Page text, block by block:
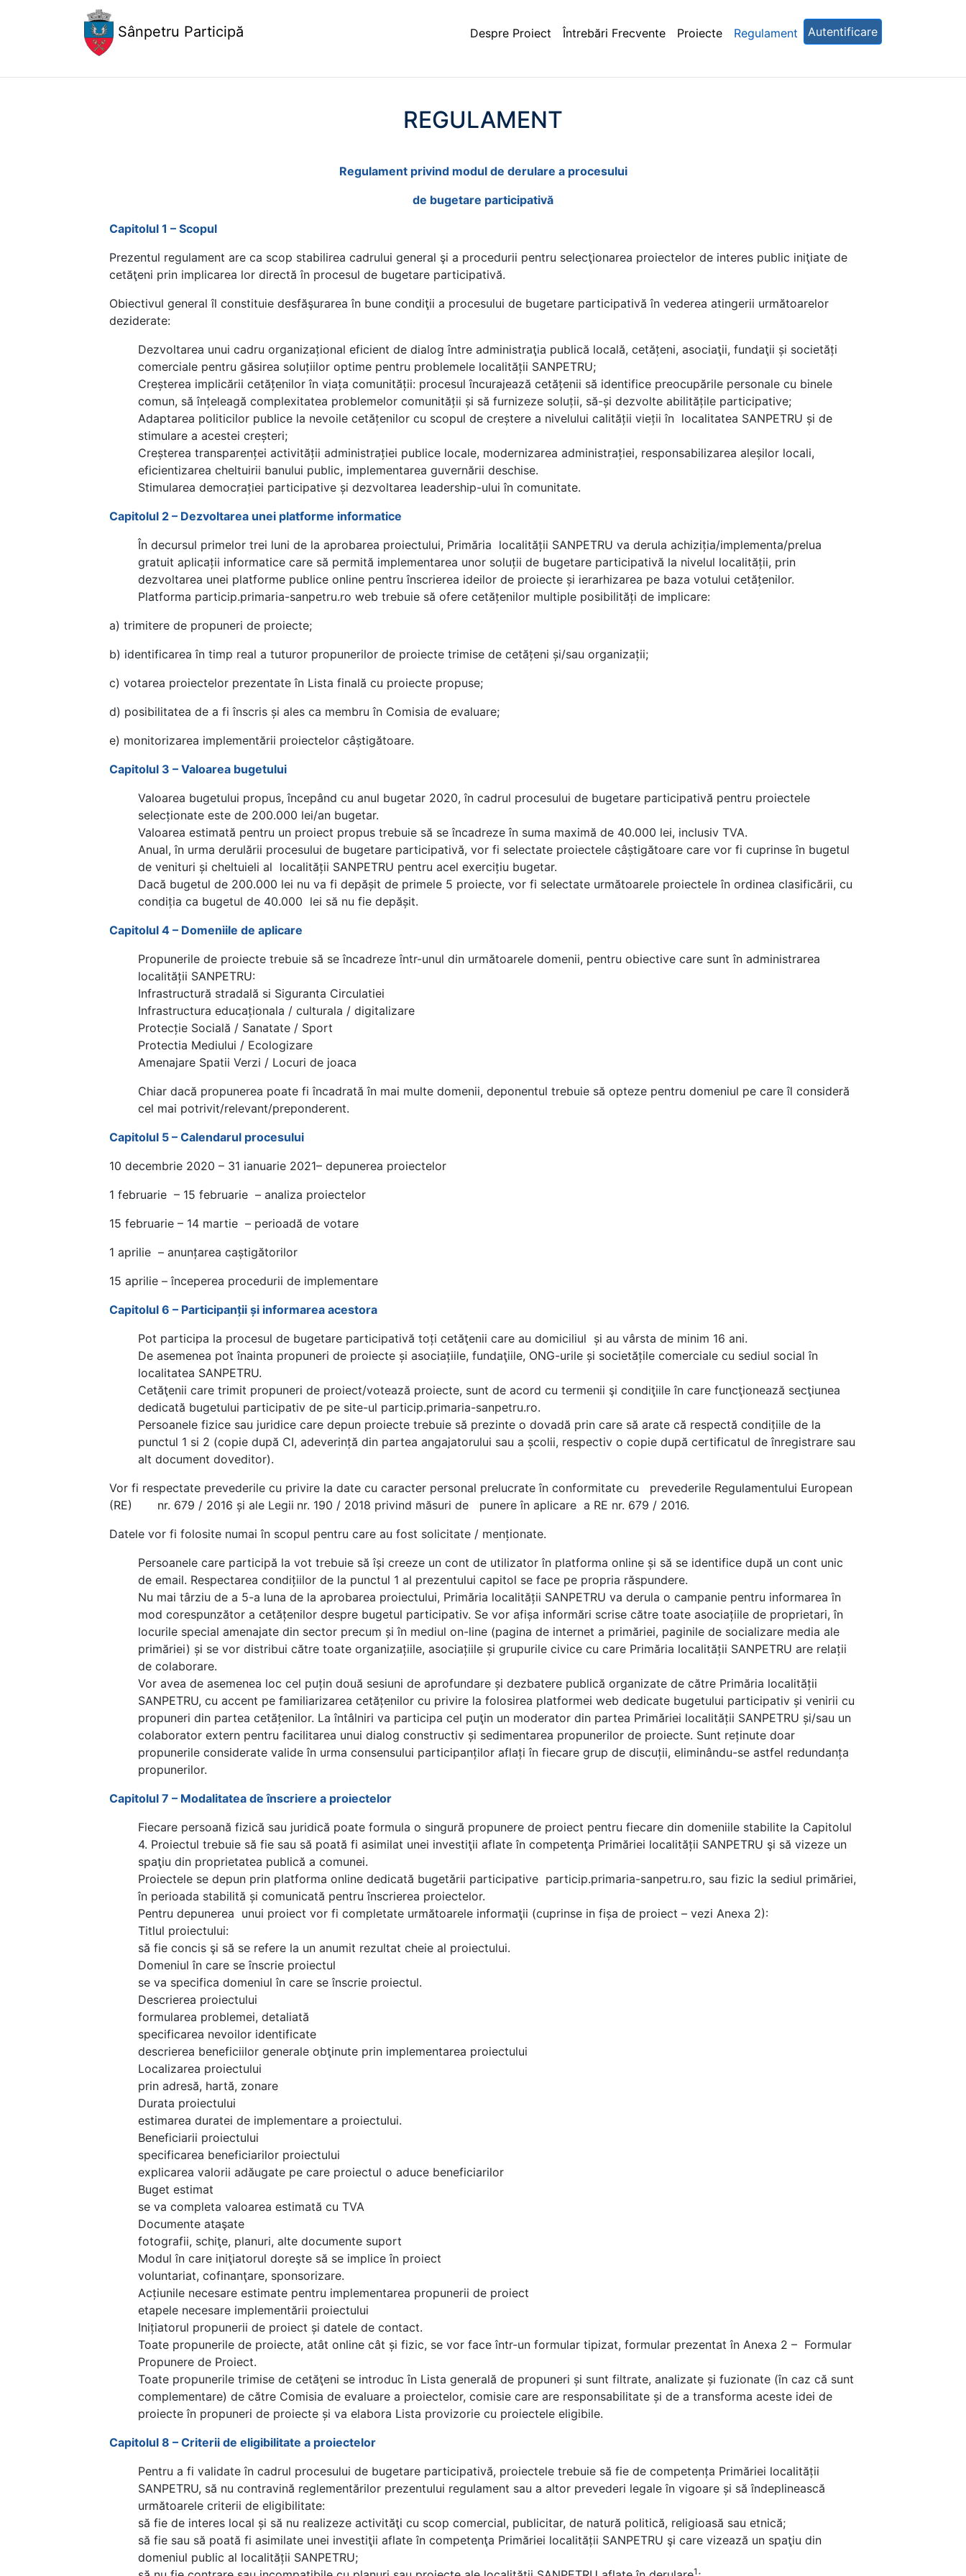
Sânpetru Participă Despre Proiect Întrebări Frecvente Proiecte Regulament Autentificare
REGULAMENT
Regulament privind modul de derulare a procesului
de bugetare participativă
Capitolul 1 – Scopul
Prezentul regulament are ca scop stabilirea cadrului general şi a procedurii pentru selecţionarea proiectelor de interes public iniţiate de
cetăţeni prin implicarea lor directă în procesul de bugetare participativă.
Obiectivul general îl constituie desfăşurarea în bune condiţii a procesului de bugetare participativă în vederea atingerii următoarelor
deziderate:
Dezvoltarea unui cadru organizațional eficient de dialog între administraţia publică locală, cetățeni, asociaţii, fundaţii și societăți
comerciale pentru găsirea soluțiilor optime pentru problemele localității SANPETRU;
Creșterea implicării cetățenilor în viața comunității: procesul încurajează cetățenii să identifice preocupările personale cu binele
comun, să înțeleagă complexitatea problemelor comunității și să furnizeze soluții, să-și dezvolte abilitățile participative;
Adaptarea politicilor publice la nevoile cetățenilor cu scopul de creștere a nivelului calității vieții în localitatea SANPETRU și de
stimulare a acestei creșteri;
Creșterea transparenței activității administrației publice locale, modernizarea administrației, responsabilizarea aleșilor locali,
eficientizarea cheltuirii banului public, implementarea guvernării deschise.
Stimularea democrației participative și dezvoltarea leadership-ului în comunitate.
Capitolul 2 – Dezvoltarea unei platforme informatice
În decursul primelor trei luni de la aprobarea proiectului, Primăria localității SANPETRU va derula achiziția/implementa/prelua
gratuit aplicații informatice care să permită implementarea unor soluții de bugetare participativă la nivelul localității, prin
dezvoltarea unei platforme publice online pentru înscrierea ideilor de proiecte și ierarhizarea pe baza votului cetățenilor.
Platforma particip.primaria-sanpetru.ro web trebuie să ofere cetățenilor multiple posibilități de implicare:
a) trimitere de propuneri de proiecte;
b) identificarea în timp real a tuturor propunerilor de proiecte trimise de cetățeni și/sau organizații;
c) votarea proiectelor prezentate în Lista finală cu proiecte propuse;
d) posibilitatea de a fi înscris și ales ca membru în Comisia de evaluare;
e) monitorizarea implementării proiectelor câștigătoare.
Capitolul 3 – Valoarea bugetului
Valoarea bugetului propus, începând cu anul bugetar 2020, în cadrul procesului de bugetare participativă pentru proiectele
selecționate este de 200.000 lei/an bugetar.
Valoarea estimată pentru un proiect propus trebuie să se încadreze în suma maximă de 40.000 lei, inclusiv TVA.
Anual, în urma derulării procesului de bugetare participativă, vor fi selectate proiectele câștigătoare care vor fi cuprinse în bugetul
de venituri și cheltuieli al localității SANPETRU pentru acel exercițiu bugetar.
Dacă bugetul de 200.000 lei nu va fi depășit de primele 5 proiecte, vor fi selectate următoarele proiectele în ordinea clasificării, cu
condiția ca bugetul de 40.000 lei să nu fie depășit.
Capitolul 4 – Domeniile de aplicare
Propunerile de proiecte trebuie să se încadreze într-unul din următoarele domenii, pentru obiective care sunt în administrarea
localității SANPETRU:
Infrastructură stradală si Siguranta Circulatiei
Infrastructura educaționala / culturala / digitalizare
Protecție Socială / Sanatate / Sport
Protectia Mediului / Ecologizare
Amenajare Spatii Verzi / Locuri de joaca
Chiar dacă propunerea poate fi încadrată în mai multe domenii, deponentul trebuie să opteze pentru domeniul pe care îl consideră
cel mai potrivit/relevant/preponderent.
Capitolul 5 – Calendarul procesului
10 decembrie 2020 – 31 ianuarie 2021– depunerea proiectelor
1 februarie – 15 februarie – analiza proiectelor
15 februarie – 14 martie – perioadă de votare
1 aprilie – anunțarea caștigătorilor
15 aprilie – începerea procedurii de implementare
Capitolul 6 – Participanții și informarea acestora
Pot participa la procesul de bugetare participativă toți cetăţenii care au domiciliul și au vârsta de minim 16 ani.
De asemenea pot înainta propuneri de proiecte și asociațiile, fundaţiile, ONG-urile și societățile comerciale cu sediul social în
localitatea SANPETRU.
Cetăţenii care trimit propuneri de proiect/votează proiecte, sunt de acord cu termenii şi condiţiile în care funcţionează secţiunea
dedicată bugetului participativ de pe site-ul particip.primaria-sanpetru.ro.
Persoanele fizice sau juridice care depun proiecte trebuie să prezinte o dovadă prin care să arate că respectă condițiile de la
punctul 1 si 2 (copie după CI, adeverință din partea angajatorului sau a școlii, respectiv o copie după certificatul de înregistrare sau
alt document doveditor).
Vor fi respectate prevederile cu privire la date cu caracter personal prelucrate în conformitate cu prevederile Regulamentului European
(RE) nr. 679 / 2016 și ale Legii nr. 190 / 2018 privind măsuri de punere în aplicare a RE nr. 679 / 2016.
Datele vor fi folosite numai în scopul pentru care au fost solicitate / menționate.
Persoanele care participă la vot trebuie să își creeze un cont de utilizator în platforma online și să se identifice după un cont unic
de email. Respectarea condițiilor de la punctul 1 al prezentului capitol se face pe propria răspundere.
Nu mai târziu de a 5-a luna de la aprobarea proiectului, Primăria localității SANPETRU va derula o campanie pentru informarea în
mod corespunzător a cetățenilor despre bugetul participativ. Se vor afișa informări scrise către toate asociațiile de proprietari, în
locurile special amenajate din sector precum și în mediul on-line (pagina de internet a primăriei, paginile de socializare media ale
primăriei) și se vor distribui către toate organizațiile, asociațiile și grupurile civice cu care Primăria localității SANPETRU are relații
de colaborare.
Vor avea de asemenea loc cel puțin două sesiuni de aprofundare și dezbatere publică organizate de către Primăria localității
SANPETRU, cu accent pe familiarizarea cetățenilor cu privire la folosirea platformei web dedicate bugetului participativ și venirii cu
propuneri din partea cetățenilor. La întâlniri va participa cel puţin un moderator din partea Primăriei localității SANPETRU și/sau un
colaborator extern pentru facilitarea unui dialog constructiv și sedimentarea propunerilor de proiecte. Sunt reținute doar
propunerile considerate valide în urma consensului participanților aflați în fiecare grup de discuții, eliminându-se astfel redundanța
propunerilor.
Capitolul 7 – Modalitatea de înscriere a proiectelor
Fiecare persoană fizică sau juridică poate formula o singură propunere de proiect pentru fiecare din domeniile stabilite la Capitolul
4. Proiectul trebuie să fie sau să poată fi asimilat unei investiţii aflate în competenţa Primăriei localității SANPETRU şi să vizeze un
spaţiu din proprietatea publică a comunei.
Proiectele se depun prin platforma online dedicată bugetării participative particip.primaria-sanpetru.ro, sau fizic la sediul primăriei,
în perioada stabilită și comunicată pentru înscrierea proiectelor.
Pentru depunerea unui proiect vor fi completate următoarele informaţii (cuprinse in fișa de proiect – vezi Anexa 2):
Titlul proiectului:
să fie concis şi să se refere la un anumit rezultat cheie al proiectului.
Domeniul în care se înscrie proiectul
se va specifica domeniul în care se înscrie proiectul.
Descrierea proiectului
formularea problemei, detaliată
specificarea nevoilor identificate
descrierea beneficiilor generale obţinute prin implementarea proiectului
Localizarea proiectului
prin adresă, hartă, zonare
Durata proiectului
estimarea duratei de implementare a proiectului.
Beneficiarii proiectului
specificarea beneficiarilor proiectului
explicarea valorii adăugate pe care proiectul o aduce beneficiarilor
Buget estimat
se va completa valoarea estimată cu TVA
Documente ataşate
fotografii, schiţe, planuri, alte documente suport
Modul în care iniţiatorul doreşte să se implice în proiect
voluntariat, cofinanţare, sponsorizare.
Acțiunile necesare estimate pentru implementarea propunerii de proiect
etapele necesare implementării proiectului
Inițiatorul propunerii de proiect și datele de contact.
Toate propunerile de proiecte, atât online cât și fizic, se vor face într-un formular tipizat, formular prezentat în Anexa 2 – Formular
Propunere de Proiect.
Toate propunerile trimise de cetăţeni se introduc în Lista generală de propuneri și sunt filtrate, analizate și fuzionate (în caz că sunt
complementare) de către Comisia de evaluare a proiectelor, comisie care are responsabilitate și de a transforma aceste idei de
proiecte în propuneri de proiecte și va elabora Lista provizorie cu proiectele eligibile.
Capitolul 8 – Criterii de eligibilitate a proiectelor
Pentru a fi validate în cadrul procesului de bugetare participativă, proiectele trebuie să fie de competența Primăriei localității
SANPETRU, să nu contravină reglementărilor prezentului regulament sau a altor prevederi legale în vigoare și să îndeplinească
următoarele criterii de eligibilitate:
să fie de interes local și să nu realizeze activităţi cu scop comercial, publicitar, de natură politică, religioasă sau etnică;
să fie sau să poată fi asimilate unei investiţii aflate în competenţa Primăriei localității SANPETRU şi care vizează un spaţiu din
domeniul public al localității SANPETRU;
1